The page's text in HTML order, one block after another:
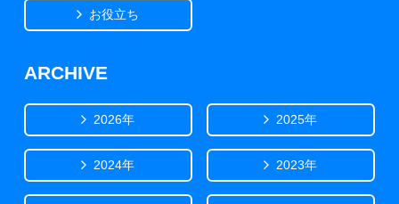
お役立ち
ARCHIVE
2026年 2025年
2024年 2023年